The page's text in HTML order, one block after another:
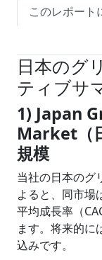
このレポート
日本のグ
ティブサ
1) Japan
Market（
規模
当社の日本のグ
よると、同市
平均成長率（
ます。将来的に
込みです。